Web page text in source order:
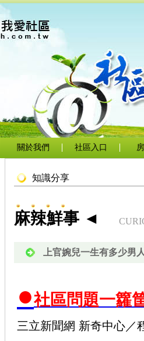
關於我們 社區入口
知識分享
麻辣鮮事 ◄
上官婉兒一生有多少男
●社區問題一籮
三立新聞網 新奇中心／